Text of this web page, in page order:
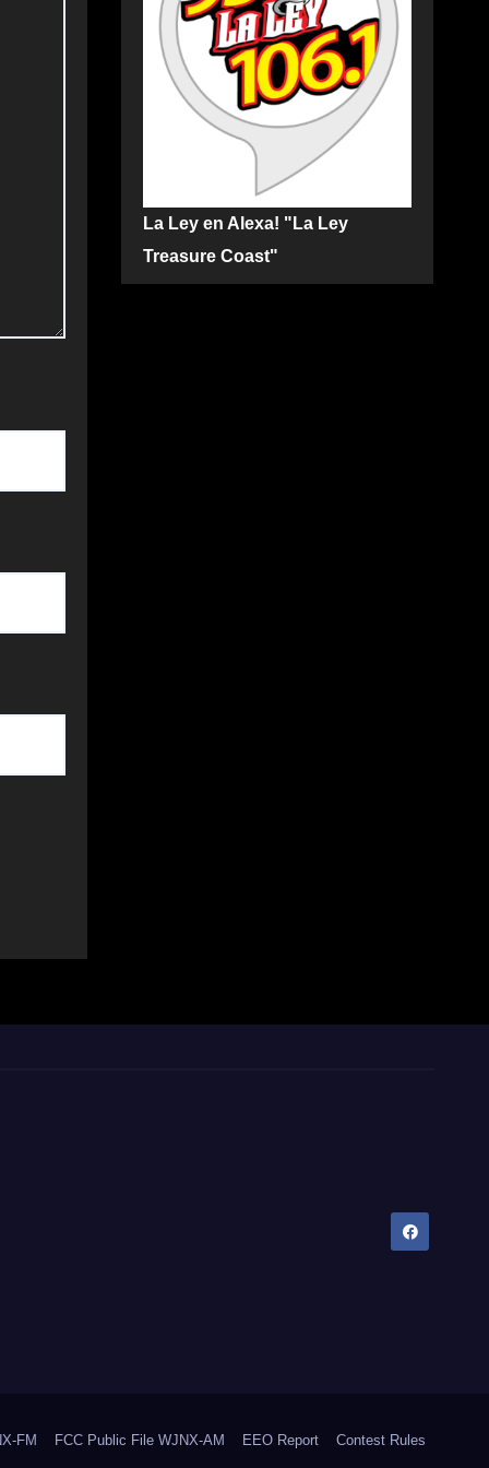
La Ley en Alexa! "La Ley
Treasure Coast"
FM FCC Public File WJNX-AM EEO Report Contest Rules